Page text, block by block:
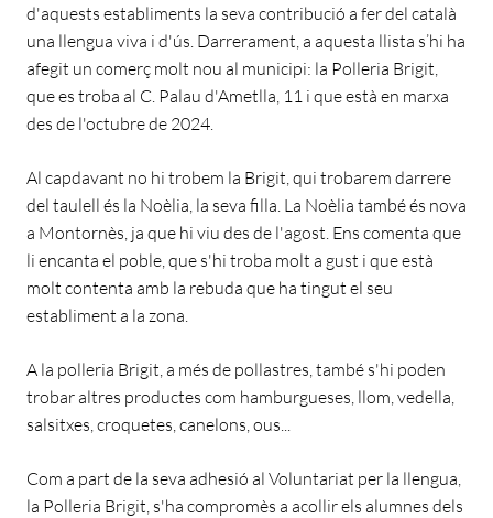
d'aquests establiments la seva contribució a fer del català
una llengua viva i d'ús. Darrerament, a aquesta llista s’hi ha
afegit un comerç molt nou al municipi: la Polleria Brigit,
que es troba al C. Palau d'Ametlla, 11 i que està en marxa
des de l'octubre de 2024.
Al capdavant no hi trobem la Brigit, qui trobarem darrere
del taulell és la Noèlia, la seva filla. La Noèlia també és nova
a Montornès, ja que hi viu des de l'agost. Ens comenta que
li encanta el poble, que s'hi troba molt a gust i que està
molt contenta amb la rebuda que ha tingut el seu
establiment a la zona.
A la polleria Brigit, a més de pollastres, també s'hi poden
trobar altres productes com hamburgueses, llom, vedella,
salsitxes, croquetes, canelons, ous...
Com a part de la seva adhesió al Voluntariat per la llengua,
la Polleria Brigit, s'ha compromès a acollir els alumnes dels